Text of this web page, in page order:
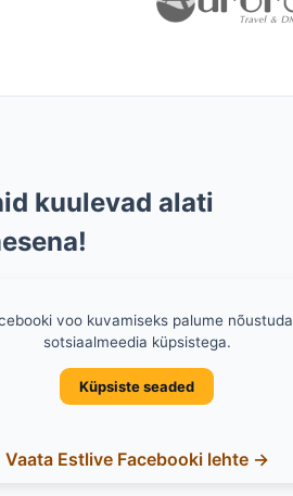
kuulevad alati
voo kuvamiseks palume nõustuda
sotsiaalmeedia küpsistega.
Küpsiste seaded
Vaata Estlive Facebooki lehte →